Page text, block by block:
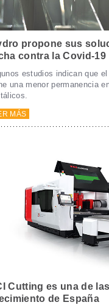
propone sus
contra la Covid-19
estudios indican que
una menor permanencia
MÁS
Cutting es una de
de España